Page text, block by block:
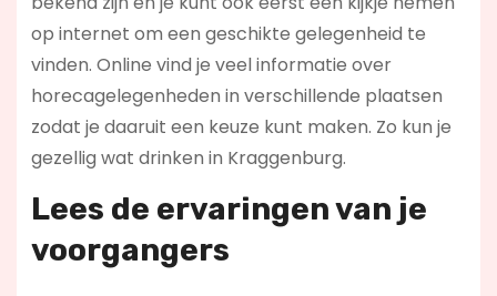
op internet om een geschikte gelegenheid te
vinden. Online vind je veel informatie over
horecagelegenheden in verschillende plaatsen
zodat je daaruit een keuze kunt maken. Zo kun je
gezellig wat drinken in Kraggenburg.
Lees de ervaringen van je
voorgangers